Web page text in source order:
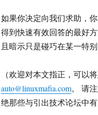
如果你决定向我们求助，
得到快速有效回答的最好
且暗示只是碰巧在某一特
（欢迎对本文指正，可以
auto@linuxmafia.com。 请
绝那些与引出技术论坛中